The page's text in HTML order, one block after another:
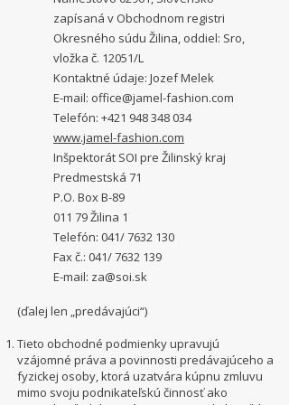
zapísaná v Obchodnom registri
Okresného súdu Žilina, oddiel: Sro,
vložka č. 12051/L
Kontaktné údaje: Jozef Melek
E-mail: office@jamel-fashion.com
Telefón: +421 948 348 034
www.jamel-fashion.com
Inšpektorát SOI pre Žilinský kraj
Predmestská 71
P.O. Box B-89
011 79 Žilina 1
Telefón: 041/ 7632 130
Fax č.: 041/ 7632 139
E-mail: za@soi.sk
(ďalej len „predávajúci“)
Tieto obchodné podmienky upravujú
vzájomné práva a povinnosti predávajúceho a
fyzickej osoby, ktorá uzatvára kúpnu zmluvu
mimo svoju podnikateľskú činnosť ako